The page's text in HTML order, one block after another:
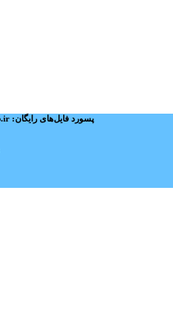
پسورد فایل‌های رایگان: mypsdshop.ir - پشتیبانی: arshiya_ag@yahoo.com